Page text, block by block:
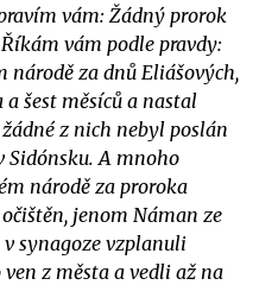
vám: Žádný prorok
vám podle pravdy:
národě za dnů Eliášových,
šest měsíců a nastal
z nich nebyl poslán
Sidónsku. A mnoho
národě za proroka
jenom Náman ze
synagoze vzplanuli
z města a vedli až na